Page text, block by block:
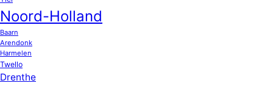
Noord-Holland
Baarn
Arendonk
Harmelen
Twello
Drenthe